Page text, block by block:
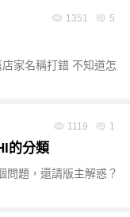
1351 5
家名稱打錯 不知道怎
1119 1
的分類
問題，還請版主解惑？